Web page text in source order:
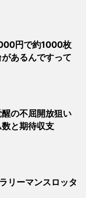
円で約1000枚
あるんですって
の不屈開放狙い
と期待収支
リーマンスロッタ